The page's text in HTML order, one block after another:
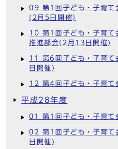
09 第1回子ども・子育て
(2月5日開催)
10 第1回子ども・子育て
推進部会(2月13日開催)
11 第6回子ども・子育
日開催)
12 第4回子ども・子育
平成28年度
01 第1回子ども・子育
02 第1回子ども・子育て
日開催)